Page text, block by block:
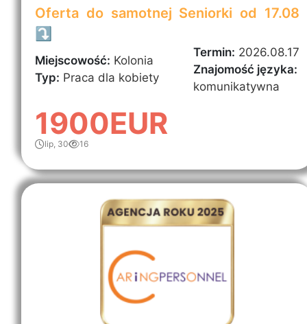
Oferta do samotnej Seniorki od 17.08
⤵️
Miejscowość: Kolonia
Typ: Praca dla kobiety
Termin: 2026.08.17
Znajomość języka:
komunikatywna
1900EUR
lip, 30 16